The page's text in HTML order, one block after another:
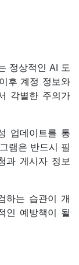
정상적인 AI 도
후 계정 정보와
각별한 주의가
업데이트를 통
램은 반드시 필
과 게시자 정보
하는 습관이 개
인 예방책이 될